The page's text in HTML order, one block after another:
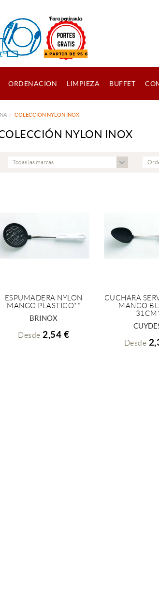
ORDENACION LIMPIEZA BUFFET
COLECCIÓN NYLON INOX
NYLON INOX
Todas las marcas
+ INFO
ESPUMADERA NYLON
MANGO PLASTICO**
BRINOX
Desde 2,54 €
+ INFO
CUCHARA
MANGO
Desde